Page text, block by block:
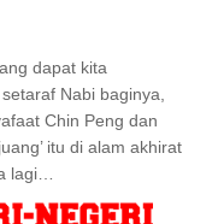
dapat kita
Nabi baginya,
Chin Peng dan
itu di alam akhirat
lagi…